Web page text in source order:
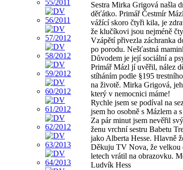
Sestra Mirka Grigová našla
děťátko. Primář Čestmír
vážící skoro čtyři kila, je
že klučíkovi jsou nejméně
Vzápětí přivezla záchranka
po porodu. Nešťastná
Důvodem je její sociální a
Primář Mázl jí uvěřil, nález
stíháním podle §195
na životě. Mirka Grigová,
který v nemocnici máme!
Rychle jsem se podíval na
jsem ho osobně s Mázlem a
Za pár minut jsem nevěřil
ženu vrchní sestru Babetu
jako Alberta Hesse. Hlavně
Děkuju TV Nova, že velkou
letech vrátil na obrazovku.
Ludvík Hess